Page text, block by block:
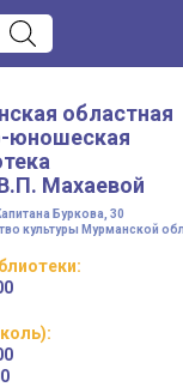
областная
юношеская
Махаевой
Буркова, 30
культуры Мурманской
:
: